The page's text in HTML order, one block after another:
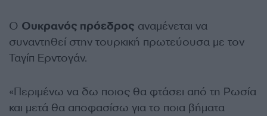
Ο Ουκρανός πρόεδρος αναμένεται να
συναντηθεί στην τουρκική πρωτεύουσα με τον
Ταγίπ Ερντογάν.
«Περιμένω να δω ποιος θα φτάσει από τη Ρωσία
και μετά θα αποφασίσω για το ποια βήματα